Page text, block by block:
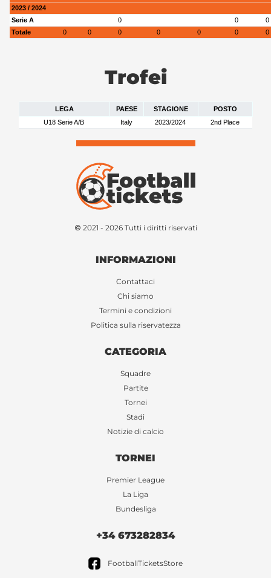
2023 / 2024
Serie A
0 0
0
Totale
0 0 0 0 0 0 0
Trofei
LEGA PAESE STAGIONE
POSTO
U18 Serie A/B
Italy 2023/2024 2nd Place
© 2021 - 2026 Tutti i diritti riservati
INFORMAZIONI
Contattaci
Chi siamo
Termini e condizioni
Politica sulla riservatezza
CATEGORIA
Squadre
Partite
Tornei
Stadi
Notizie di calcio
TORNEI
Premier League
La Liga
Bundesliga
+34 673282834
FootballTicketsStore